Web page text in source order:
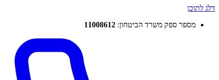
דלג לתוכן
מספר ספק משרד הביטחון: 11008612